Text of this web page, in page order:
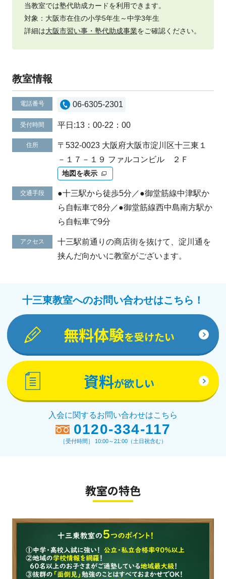
当教室では塾代助成カードを利用できます。
対象：大阪市在住の小学5年生～中学3年生
詳細は大阪市習い事・塾代助成事業をご確認ください。
教室情報
電話番号 06-6305-2301
受付時間 平日:13：00-22：00
住所
〒532-0023 大阪府大阪市淀川区十三東１
－１７－１９ ファルコンビル ２Ｆ
地図を表示
交通手段
●十三駅から徒歩5分／●御堂筋線中津駅か
ら自転車で8分／●御堂筋線西中島南方駅か
ら自転車で9分
アクセス
十三駅前通りの商店街を抜けて、淀川通を
挟んだ向かいに教室がございます。
十三東教室へのお問い合わせはこちら！
無料体験を受けたい
資料が欲しい
入会に関するお問い合わせはこちら
0120-334-117
［受付時間］ 10:00～21:00（土日祝含む）
教室の特色